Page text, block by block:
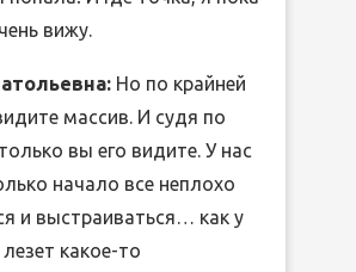
вижу.
Но по крайней
массив. И судя по
вы его видите. У нас
начало все неплохо
и выстраиваться… как у
какое-то